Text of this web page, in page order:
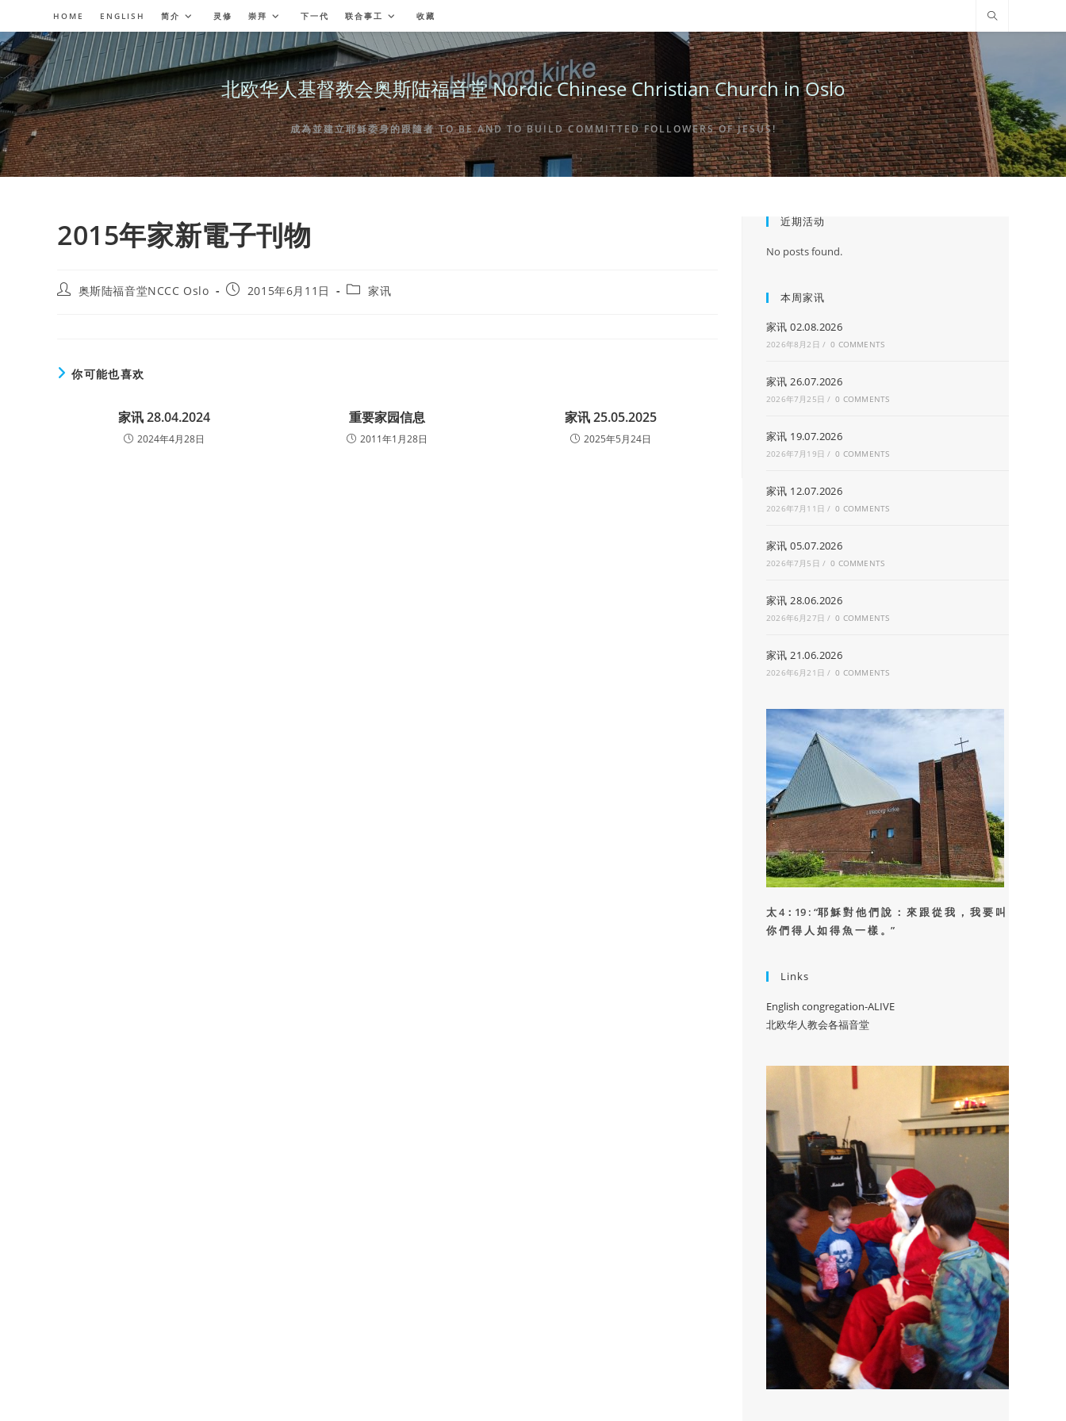
to
content
HOME ENGLISH 简介 灵修 崇拜 下一代 联合事工 收藏
北欧华人基督教会奥斯陆福音堂 Nordic Chinese Christian Church in Oslo
成為並建立耶穌委身的跟隨者 TO BE AND TO BUILD COMMITTED FOLLOWERS OF JESUS!
2015年家新電子刊物
Post奥斯陆福音堂NCCC Oslo
Post2015年6月11日
Post家讯
你可能也喜欢
家讯 28.04.2024
2024年4月28日
重要家园信息
2011年1月28日
家讯 25.05.2025
2025年5月24日
近期活动
No posts found.
本周家讯
家讯 02.08.2026
2026年8月2日 / 0 COMMENTS
家讯 26.07.2026
2026年7月25日 / 0 COMMENTS
家讯 19.07.2026
2026年7月19日 / 0 COMMENTS
家讯 12.07.2026
2026年7月11日 / 0 COMMENTS
家讯 05.07.2026
2026年7月5日 / 0 COMMENTS
家讯 28.06.2026
2026年6月27日 / 0 COMMENTS
家讯 21.06.2026
2026年6月21日 / 0 COMMENTS
太 4：19 : “耶 穌 對 他 們 說 ： 來 跟 從 我 ， 我 要 叫
你 們 得 人 如 得 魚 一 樣 。”
Links
English congregation-ALIVE
北欧华人教会各福音堂